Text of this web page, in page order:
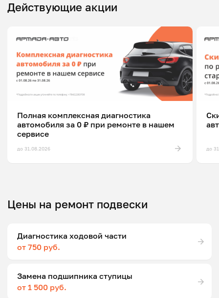
Действующие акции
Полная комплексная диагностика
автомобиля за 0 ₽ при ремонте в нашем
сервисе
до 31.08.2026 до
Цены на ремонт подвески
Диагностика ходовой части
от 750 руб.
Замена подшипника ступицы
от 1 500 руб.